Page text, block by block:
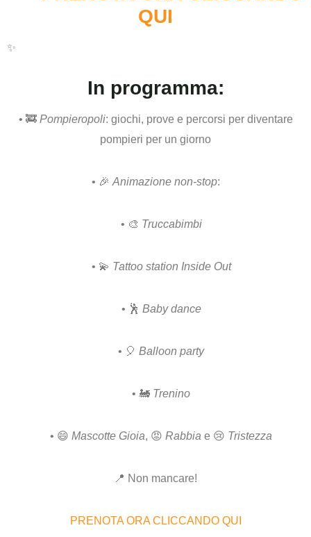
QUI
✨
In programma:
• 🚒 Pompieropoli: giochi, prove e percorsi per diventare
pompieri per un giorno
• 🎉 Animazione non-stop:
• 🎨 Truccabimbi
• 💫 Tattoo station Inside Out
• 🕺 Baby dance
• 🎈 Balloon party
• 🚂 Trenino
• 😄 Mascotte Gioia, 😡 Rabbia e 😢 Tristezza
📍 Non mancare!
PRENOTA ORA CLICCANDO QUI